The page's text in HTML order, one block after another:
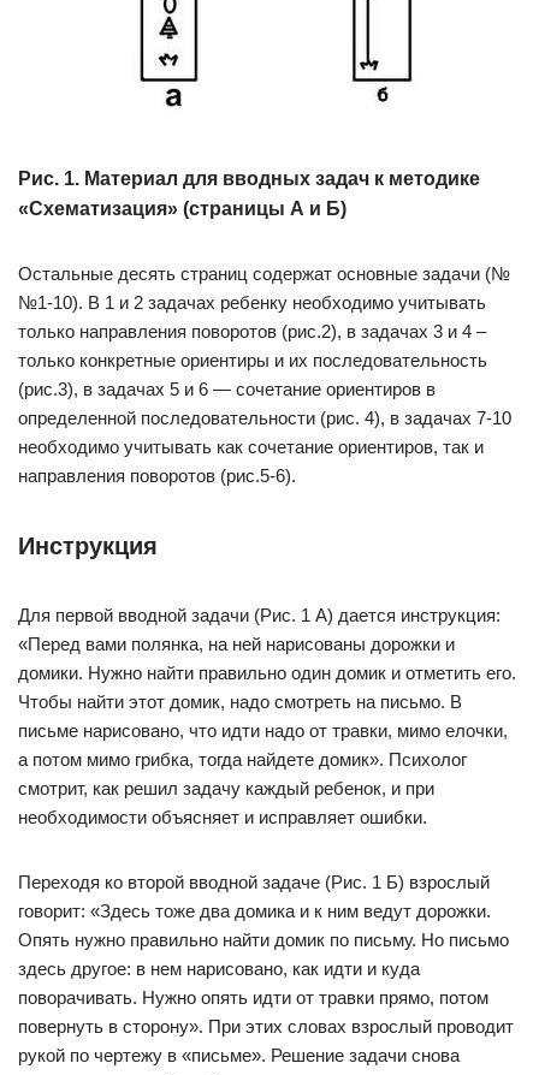
Рис. 1. Материал для вводных задач к методике
«Схематизация» (страницы А и Б)
Остальные десять страниц содержат основные задачи (№
№1-10). В 1 и 2 задачах ребенку необходимо учитывать
только направления поворотов (рис.2), в задачах 3 и 4 –
только конкретные ориентиры и их последовательность
(рис.3), в задачах 5 и 6 — сочетание ориентиров в
определенной последовательности (рис. 4), в задачах 7-10
необходимо учитывать как сочетание ориентиров, так и
направления поворотов (рис.5-6).
Инструкция
Для первой вводной задачи (Рис. 1 А) дается инструкция:
«Перед вами полянка, на ней нарисованы дорожки и
домики. Нужно найти правильно один домик и отметить его.
Чтобы найти этот домик, надо смотреть на письмо. В
письме нарисовано, что идти надо от травки, мимо елочки,
а потом мимо грибка, тогда найдете домик». Психолог
смотрит, как решил задачу каждый ребенок, и при
необходимости объясняет и исправляет ошибки.
Переходя ко второй вводной задаче (Рис. 1 Б) взрослый
говорит: «Здесь тоже два домика и к ним ведут дорожки.
Опять нужно правильно найти домик по письму. Но письмо
здесь другое: в нем нарисовано, как идти и куда
поворачивать. Нужно опять идти от травки прямо, потом
повернуть в сторону». При этих словах взрослый проводит
рукой по чертежу в «письме». Решение задачи снова